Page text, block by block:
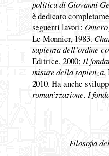
politica di Giovanni
è dedicato
seguenti lavori:
Le Monnier, 1983;
sapienza dell’ordine
Editrice, 2000; Il
misure della sapienza,
2010. Ha anche
romanizzazione. I
Filosofia